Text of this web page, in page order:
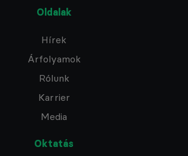
Oldalak
Hírek
Árfolyamok
Rólunk
Karrier
Media
Oktatás